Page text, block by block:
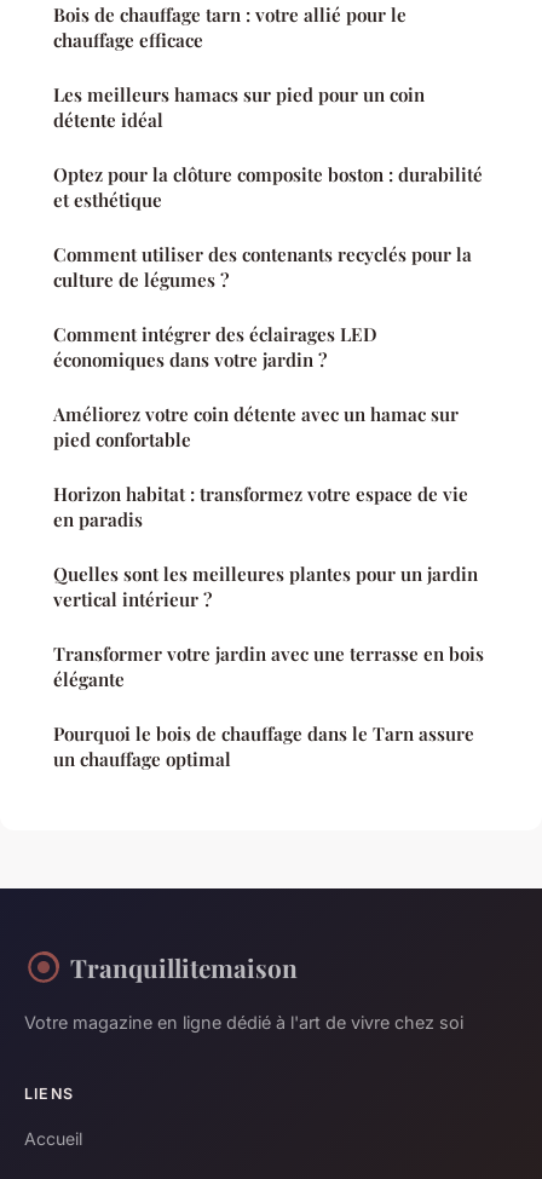
Bois de chauffage tarn : votre allié pour le
chauffage efficace
Les meilleurs hamacs sur pied pour un coin
détente idéal
Optez pour la clôture composite boston : durabilité
et esthétique
Comment utiliser des contenants recyclés pour la
culture de légumes ?
Comment intégrer des éclairages LED
économiques dans votre jardin ?
Améliorez votre coin détente avec un hamac sur
pied confortable
Horizon habitat : transformez votre espace de vie
en paradis
Quelles sont les meilleures plantes pour un jardin
vertical intérieur ?
Transformer votre jardin avec une terrasse en bois
élégante
Pourquoi le bois de chauffage dans le Tarn assure
un chauffage optimal
Tranquillitemaison
Votre magazine en ligne dédié à l'art de vivre chez soi
LIENS
Accueil